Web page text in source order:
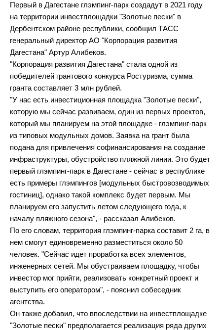
Первый в Дагестане глэмпинг-парк создадут в 2021 году
на территории инвестплощадки "Золотые пески" в
Дербентском районе республики, сообщил ТАСС
генеральный директор АО "Корпорация развития
Дагестана" Артур Алибеков.
"Корпорация развития Дагестана" стала одной из
победителей грантового конкурса Ростуризма, сумма
гранта составляет 3 млн рублей.
"У нас есть инвестиционная площадка "Золотые пески",
которую мы сейчас развиваем, один из первых проектов,
который мы планируем на этой площадке - глэмпинг-парк
из типовых модульных домов. Заявка на грант была
подана для привлечения софинансирования на создание
инфраструктуры, обустройство пляжной линии. Это будет
первый глэмпинг-парк в Дагестане - сейчас в республике
есть примеры глэмпингов [модульных быстровозводимых
гостиниц], однако такой комплекс будет первым. Мы
планируем его запустить летом следующего года, к
началу пляжного сезона", - рассказал Алибеков.
По его словам, территория глэмпинг-парка составит 2 га, в
нем смогут единовременно разместиться около 50
человек. "Сейчас идет проработка всех элементов,
инженерных сетей. Мы обустраиваем площадку, чтобы
инвестор мог прийти, реализовать конкретный проект и
выступить его оператором", - пояснил собеседник
агентства.
Он также добавил, что впоследствии на инвестплощадке
"Золотые пески" предполагается реализация ряда других